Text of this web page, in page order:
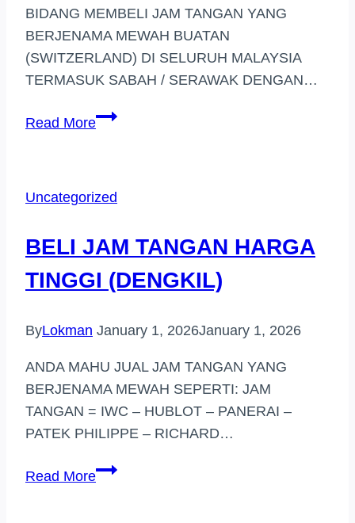
BIDANG MEMBELI JAM TANGAN YANG
BERJENAMA MEWAH BUATAN
(SWITZERLAND) DI SELURUH MALAYSIA
TERMASUK SABAH / SERAWAK DENGAN…
Read MorePEMBELI
(DAMANSARA)
Uncategorized
BELI JAM TANGAN HARGA
TINGGI (DENGKIL)
ByLokman January 1, 2026January 1, 2026
ANDA MAHU JUAL JAM TANGAN YANG
BERJENAMA MEWAH SEPERTI: JAM
TANGAN = IWC – HUBLOT – PANERAI –
PATEK PHILIPPE – RICHARD…
Read MoreBELI